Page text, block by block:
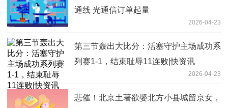
通线 光通信订单起量
2026-04-23
第三节轰出大比分：活塞守护主场成功系
列赛1-1，结束耻辱11连败|快资讯
2026-04-23
悲催！北京土著欲娶北方小县城留京女，